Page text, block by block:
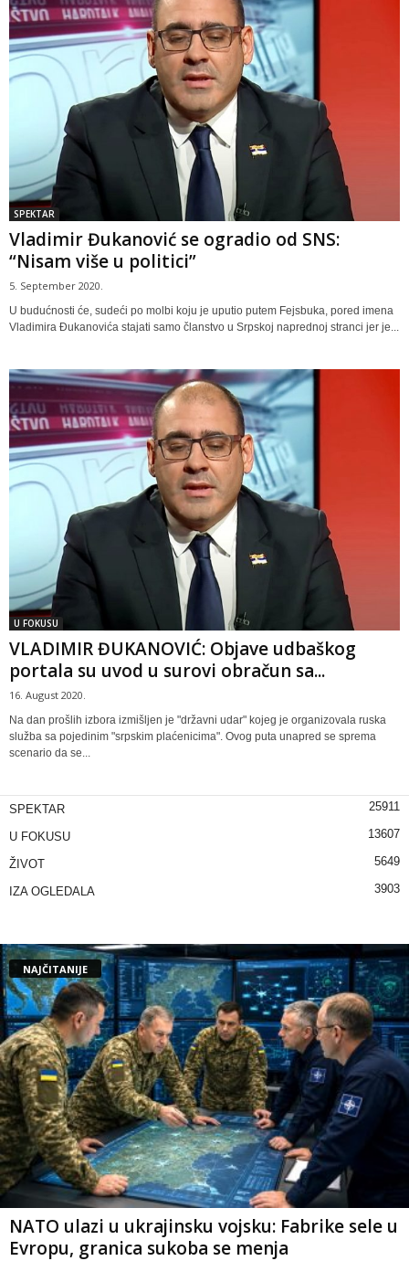
SPEKTAR
Vladimir Đukanović se ogradio od SNS:
“Nisam više u politici”
5. September 2020.
U budućnosti će, sudeći po molbi koju je uputio putem Fejsbuka, pored imena
Vladimira Đukanovića stajati samo članstvo u Srpskoj naprednoj stranci jer je...
U FOKUSU
VLADIMIR ĐUKANOVIĆ: Objave udbaškog
portala su uvod u surovi obračun sa...
16. August 2020.
Na dan prošlih izbora izmišljen je "državni udar" kojeg je organizovala ruska
služba sa pojedinim "srpskim plaćenicima". Ovog puta unapred se sprema
scenario da se...
SPEKTAR 25911
U FOKUSU 13607
ŽIVOT 5649
IZA OGLEDALA 3903
NAJČITANIJE
NATO ulazi u ukrajinsku vojsku: Fabrike sele u
Evropu, granica sukoba se menja